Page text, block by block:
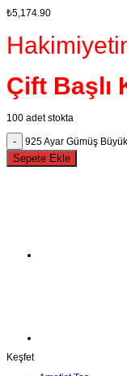
₺5,174.90
Çift Başlı
100 adet stokta
925 Ayar Gümüş
Sepete Ekle
Keşfet